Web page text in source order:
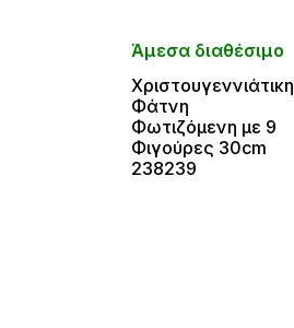
Άμεσα διαθέσιμο
Χριστουγεννιάτικη
Φάτνη
Φωτιζόμενη με 9
Φιγούρες 30cm
238239